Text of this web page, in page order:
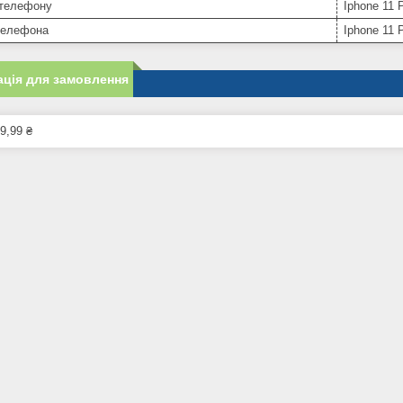
Iphone 11
Iphone 11
для замовлення
₴